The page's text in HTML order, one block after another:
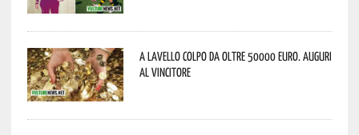
A Lavello colpo da oltre 50000 euro. Auguri
al vincitore